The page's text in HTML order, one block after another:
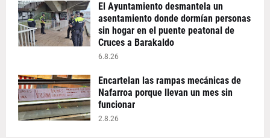
El Ayuntamiento desmantela un
asentamiento donde dormían personas
sin hogar en el puente peatonal de
Cruces a Barakaldo
6.8.26
Encartelan las rampas mecánicas de
Nafarroa porque llevan un mes sin
funcionar
2.8.26